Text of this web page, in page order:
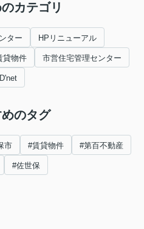
カテゴリ
ター HPリニューアル
貸物件 市営住宅管理センター
D'net
のタグ
市 #賃貸物件 #第百不動産
#佐世保